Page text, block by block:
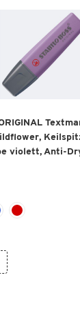
violett, Anti-